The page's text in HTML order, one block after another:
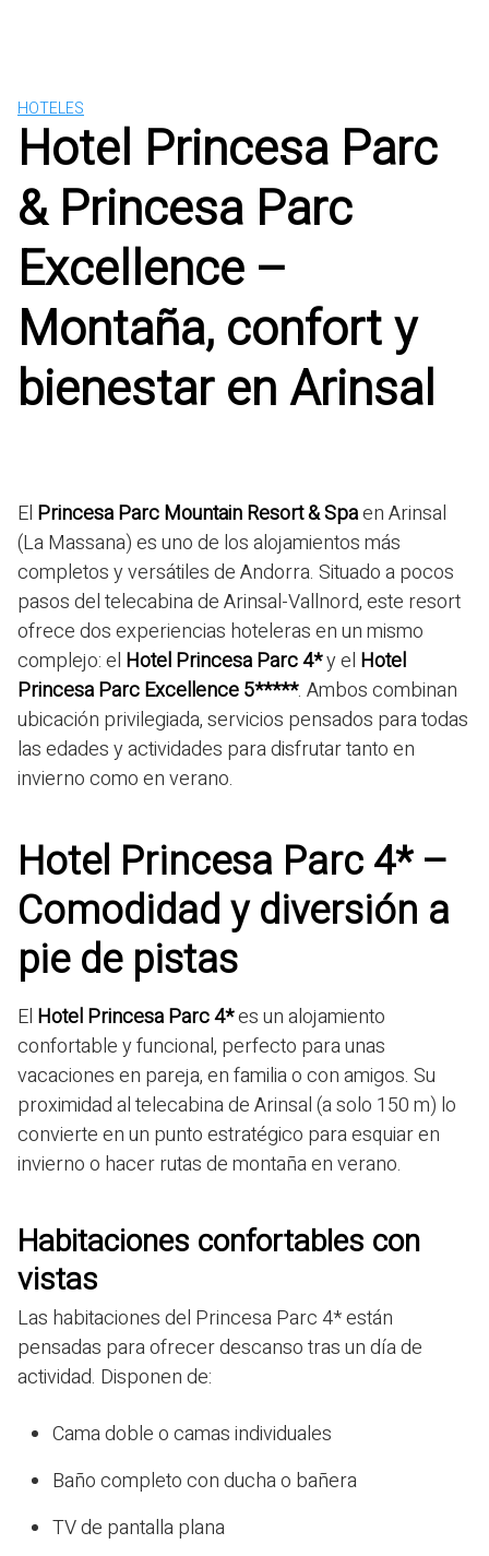
HOTELES
Hotel Princesa Parc
& Princesa Parc
Excellence –
Montaña, confort y
bienestar en Arinsal
El Princesa Parc Mountain Resort & Spaen Arinsal
(La Massana) es uno de los alojamientos más
completos y versátiles de Andorra. Situado a pocos
pasos del telecabina de Arinsal-Vallnord, este resort
ofrece dos experiencias hoteleras en un mismo
complejo: el Hotel Princesa Parc 4*y el Hotel
Princesa Parc Excellence 5*****. Ambos combinan
ubicación privilegiada, servicios pensados para todas
las edades y actividades para disfrutar tanto en
invierno como en verano.
Hotel Princesa Parc 4* –
Comodidad y diversión a
pie de pistas
El Hotel Princesa Parc 4*es un alojamiento
confortable y funcional, perfecto para unas
vacaciones en pareja, en familia o con amigos. Su
proximidad al telecabina de Arinsal (a solo 150 m) lo
convierte en un punto estratégico para esquiar en
invierno o hacer rutas de montaña en verano.
Habitaciones confortables con
vistas
Las habitaciones del Princesa Parc 4* están
pensadas para ofrecer descanso tras un día de
actividad. Disponen de:
Cama doble o camas individuales
Baño completo con ducha o bañera
TV de pantalla plana